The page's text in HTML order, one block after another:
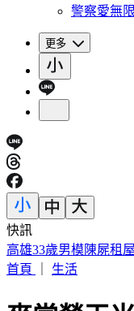
警察愛無限
更多
快訊
伊朗封鎖荷姆茲海峽
首頁
生活